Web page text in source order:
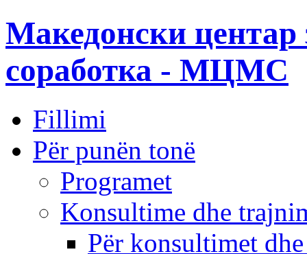
Македонски центар
соработка - МЦМС
Fillimi
Për punën tonë
Programet
Konsultime dhe
Për konsultimet